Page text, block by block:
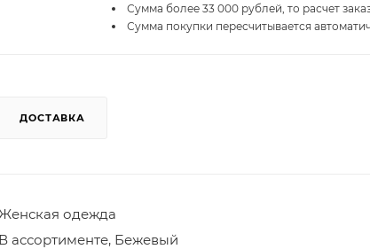
Сумма более 33 000 рублей, то расчет
Сумма покупки пересчитывается
ДОСТАВКА
одежда
В ассортименте, Бежевый